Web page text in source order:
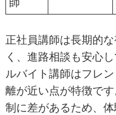
師
正社員講師は長期的
く、進路相談も安心
ルバイト講師はフレ
離が近い点が特徴で
制に差があるため、